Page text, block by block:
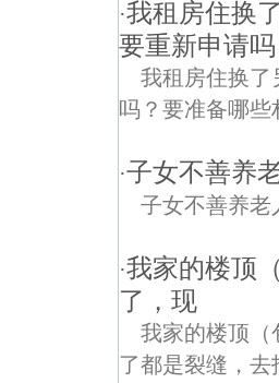
·我租房住换
要重新申请
我租房住换了
吗？要准备哪些
·子女不善养
子女不善养老
·我家的楼顶
了，现
我家的楼顶（
了都是裂缝，